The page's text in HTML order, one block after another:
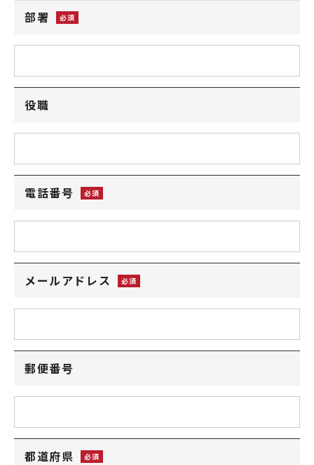
部署
役職
電話番号
メールアドレス
郵便番号
都道府県